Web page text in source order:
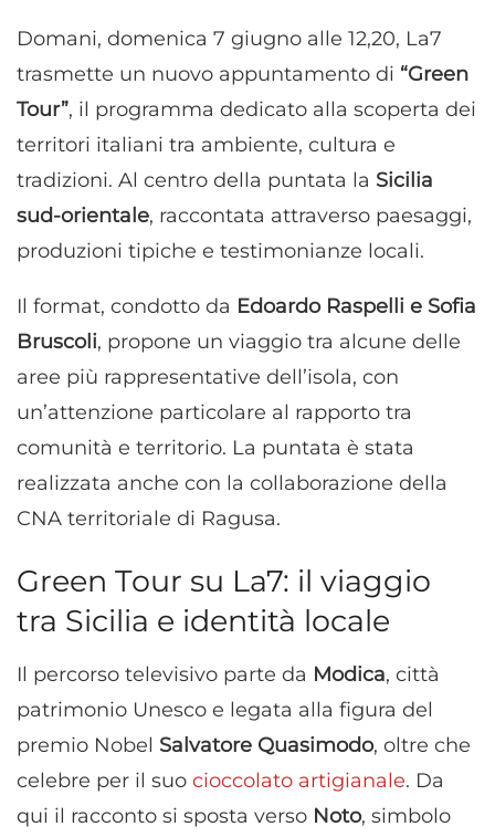
Domani, domenica 7 giugno alle 12,20, La7
trasmette un nuovo appuntamento di “Green
Tour”, il programma dedicato alla scoperta dei
territori italiani tra ambiente, cultura e
tradizioni. Al centro della puntata la Sicilia
sud-orientale, raccontata attraverso paesaggi,
produzioni tipiche e testimonianze locali.
Il format, condotto da Edoardo Raspelli e Sofia
Bruscoli, propone un viaggio tra alcune delle
aree più rappresentative dell’isola, con
un’attenzione particolare al rapporto tra
comunità e territorio. La puntata è stata
realizzata anche con la collaborazione della
CNA territoriale di Ragusa.
Green Tour su La7: il viaggio
tra Sicilia e identità locale
Il percorso televisivo parte da Modica, città
patrimonio Unesco e legata alla figura del
premio Nobel Salvatore Quasimodo, oltre che
celebre per il suo cioccolato artigianale. Da
qui il racconto si sposta verso Noto, simbolo